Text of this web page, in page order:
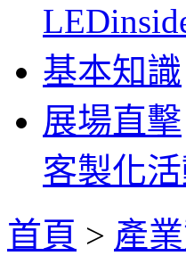
基本知識
展場直擊
客製化
首頁 > 產